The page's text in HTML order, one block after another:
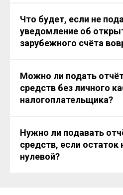
Что будет, если не
уведомление об
зарубежного счёта
Можно ли подать
средств без личного
налогоплательщика?
Нужно ли подавать
средств, если остаток
нулевой?